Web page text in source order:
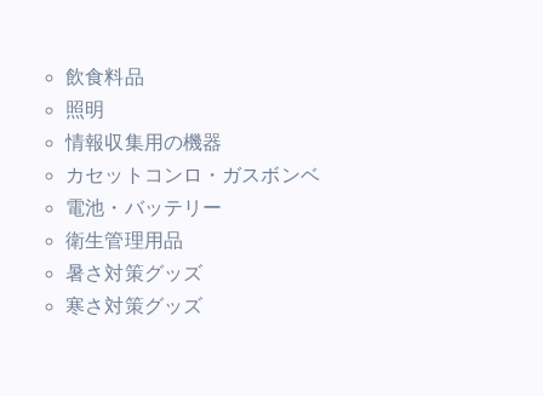
飲食料品
照明
情報収集用の機器
カセットコンロ・ガスボンベ
電池・バッテリー
衛生管理用品
暑さ対策グッズ
寒さ対策グッズ